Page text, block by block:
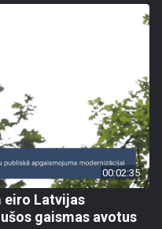
00:02:35
eiro Latvijas
gaismas avotus